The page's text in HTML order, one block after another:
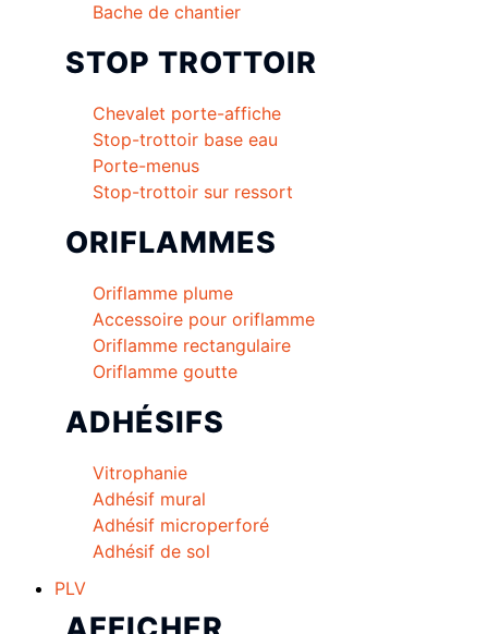
Bache de chantier
STOP TROTTOIR
Chevalet porte-affiche
Stop-trottoir base eau
Porte-menus
Stop-trottoir sur ressort
ORIFLAMMES
Oriflamme plume
Accessoire pour oriflamme
Oriflamme rectangulaire
Oriflamme goutte
ADHÉSIFS
Vitrophanie
Adhésif mural
Adhésif microperforé
Adhésif de sol
PLV